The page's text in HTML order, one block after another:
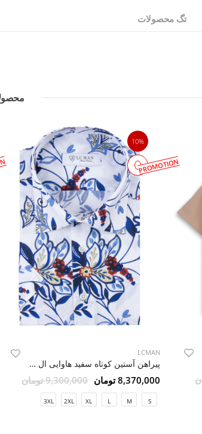
تگ محصولات
10%
PROMOTION
LCMAN
پیراهن آستین کوتاه سفید هاوایی ال سی من 9
8,370,000 تومان 9,300,000 تومان
S
M
L
XL
2XL
3XL